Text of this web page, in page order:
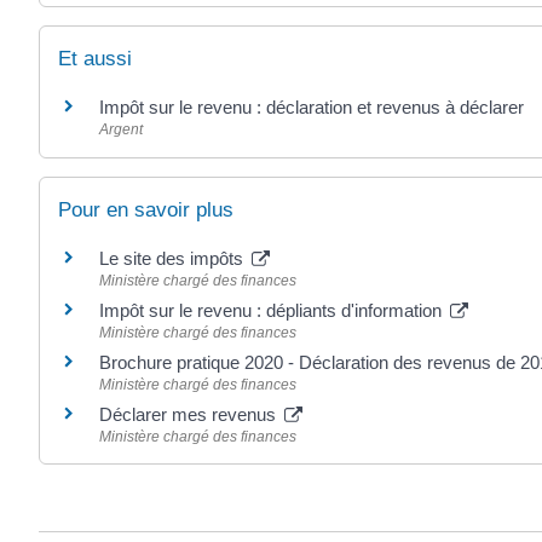
Et aussi
Impôt sur le revenu : déclaration et revenus à déclarer
Argent
Pour en savoir plus
Le site des impôts
Ministère chargé des finances
Impôt sur le revenu : dépliants d'information
Ministère chargé des finances
Brochure pratique 2020 - Déclaration des revenus de
Ministère chargé des finances
Déclarer mes revenus
Ministère chargé des finances